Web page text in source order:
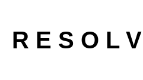
R E S O L